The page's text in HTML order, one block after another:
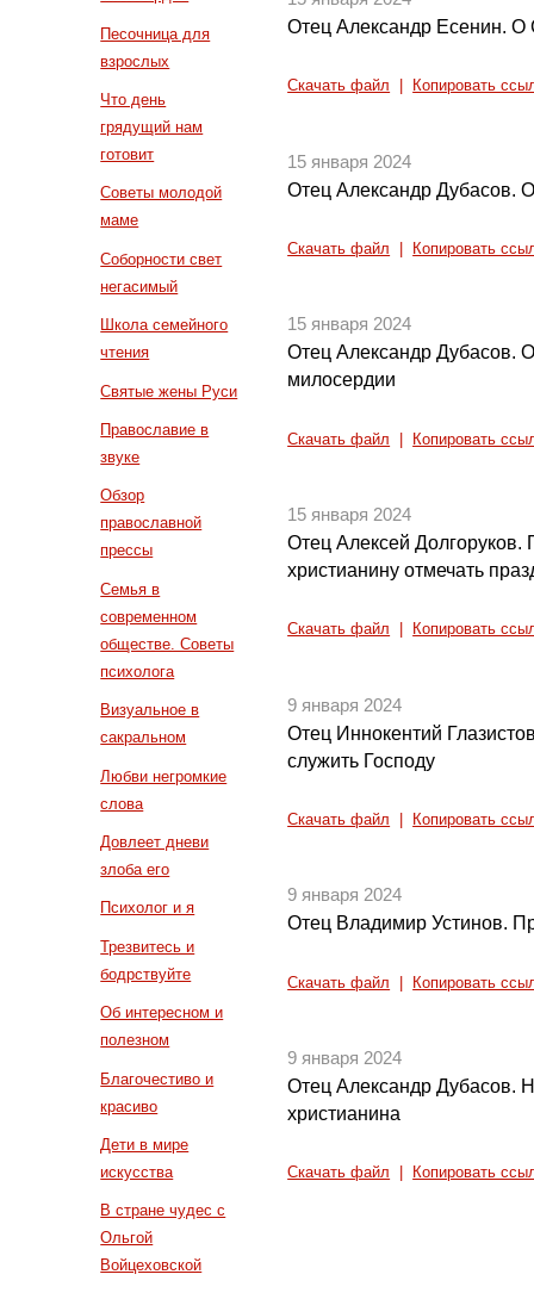
Песочница для
взрослых
Что день
грядущий нам
готовит
Советы молодой
маме
Соборности свет
негасимый
Школа семейного
чтения
Святые жены Руси
Православие в
звуке
Обзор
православной
прессы
Семья в
современном
обществе. Советы
психолога
Визуальное в
сакральном
Любви негромкие
слова
Довлеет дневи
злоба его
Психолог и я
Трезвитесь и
бодрствуйте
Об интересном и
полезном
Благочестиво и
красиво
Дети в мире
искусства
В стране чудес с
Ольгой
Войцеховской
Отец Александр Есенин. О
Скачать файл Копировать
15 января 2024
Отец Александр Дубасов.
Скачать файл Копировать
15 января 2024
Отец Александр Дубасов.
милосердии
Скачать файл Копировать
15 января 2024
Отец Алексей Долгоруков.
христианину отмечать
Скачать файл Копировать
9 января 2024
Отец Иннокентий
служить Господу
Скачать файл Копировать
9 января 2024
Отец Владимир Устинов.
Скачать файл Копировать
9 января 2024
Отец Александр Дубасов.
христианина
Скачать файл Копировать